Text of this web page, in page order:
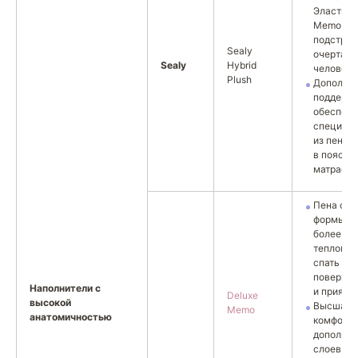
Наполнители с
высокой
анатомичностью
Sealy
Sealy
Hybrid
Plush
из пены
в
матраса.
Deluxe
Memo
Пена с
формы
более
теплом
спать на
и
Высшая
слоев.